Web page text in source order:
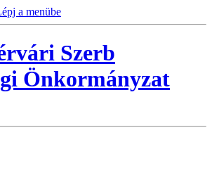
a menübe
Szerb
Önkormányzat